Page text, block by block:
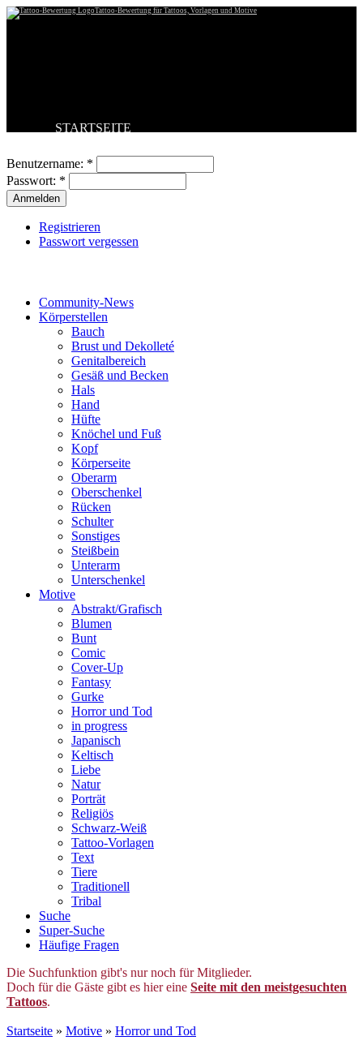
Tattoo-Bewertung für Tattoos, Vorlagen und Motive
STARTSEITE
BESTE TATTOOS
NEUESTE TATTOOS
KOMMENTARE
FORUM
Benutzername: *
Passwort: *
Registrieren
Passwort vergessen
Community-News
Körperstellen
Bauch
Brust und Dekolleté
Genitalbereich
Gesäß und Becken
Hals
Hand
Hüfte
Knöchel und Fuß
Kopf
Körperseite
Oberarm
Oberschenkel
Rücken
Schulter
Sonstiges
Steißbein
Unterarm
Unterschenkel
Motive
Abstrakt/Grafisch
Blumen
Bunt
Comic
Cover-Up
Fantasy
Gurke
Horror und Tod
in progress
Japanisch
Keltisch
Liebe
Natur
Porträt
Religiös
Schwarz-Weiß
Tattoo-Vorlagen
Text
Tiere
Traditionell
Tribal
Suche
Super-Suche
Häufige Fragen
Die Suchfunktion gibt's nur noch für Mitglieder.
Doch für die Gäste gibt es hier eine Seite mit den meistgesuchten
Tattoos.
Startseite » Motive » Horror und Tod